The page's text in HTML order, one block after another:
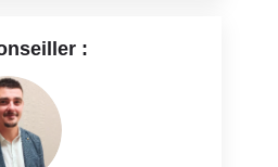
: